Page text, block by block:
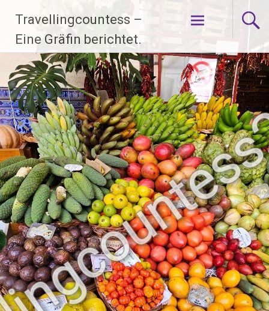
Inhalt
springen
Travellingcountess –
Eine Gräfin berichtet.